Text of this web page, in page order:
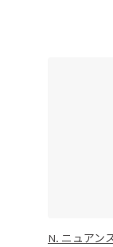
N. ニュアン